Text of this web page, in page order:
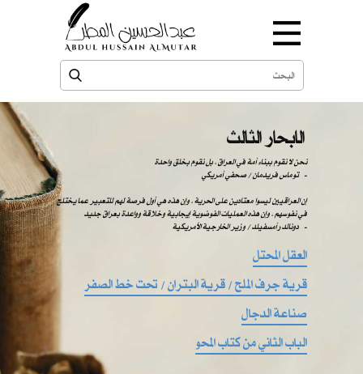
الابحار الثالث
نحن لا نقوم ببناء أمة في العراق ، بل نقوم بخلق واحدة
توماس فريدمان / صحفي أمريكي -
إن العراقيين ليسوا معتادين على الحرية ، وإن هذه هي أول فرصة لهم للتعبير عما يختلج
في نفوسهم ، وإن هذه العمليات الفوضوية إيجابية وخلاقة وواعدة بعراق جديد
دونالد رأمسفيلد / وزير الخارجية الأمريكية -
العقل المحتل
قرية جرف الملح / قرية البتران / تحت خط الصفر
صناعة الدجال
الباب الثاني من كتاب المحو